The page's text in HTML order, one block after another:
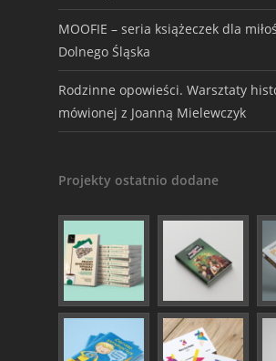
MOOFIE – seria książeczek dla
Dolnego Śląska
Rodzinne opowieści. Warsztaty
mówionej z Joanną Mielewczyk
Projekty ostatnio dodane